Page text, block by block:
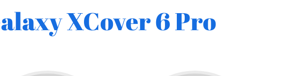
XCover 6 Pro